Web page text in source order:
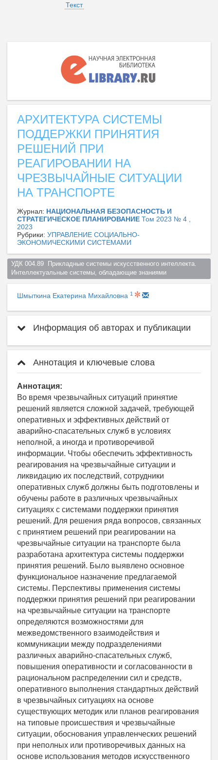
Текст
АРХИТЕКТУРА СИСТЕМЫ
ПОДДЕРЖКИ ПРИНЯТИЯ
РЕШЕНИЙ ПРИ
РЕАГИРОВАНИИ НА
ЧРЕЗВЫЧАЙНЫЕ СИТУАЦИИ
НА ТРАНСПОРТЕ
Журнал: НАЦИОНАЛЬНАЯ БЕЗОПАСНОСТЬ И
СТРАТЕГИЧЕСКОЕ ПЛАНИРОВАНИЕ Том 2023 № 4 ,
2023
Рубрики: УПРАВЛЕНИЕ СОЦИАЛЬНО-
ЭКОНОМИЧЕСКИМИ СИСТЕМАМИ
УДК 004.89  Прикладные системы искусственного интеллекта.
Интеллектуальные системы, обладающие знаниями
Шмыткина Екатерина Михайловна 1
Информация об авторах и публикации
Аннотация и ключевые слова
Аннотация:
Во время чрезвычайных ситуаций принятие
решений является сложной задачей, требующей
оперативных и эффективных действий от
аварийно-спасательных служб в условиях
неполной, а иногда и противоречивой
информации. Чтобы обеспечить эффективность
реагирования на чрезвычайные ситуации и
ликвидацию их последствий, сотрудники
оперативных служб должны быть подготовлены и
обучены работе в различных чрезвычайных
ситуациях с системами поддержки принятия
решений. Для решения ряда вопросов, связанных
с принятием решений при реагировании на
чрезвычайные ситуации на транспорте была
разработана архитектура системы поддержки
принятия решений. Было выявлено основное
функциональное назначение предлагаемой
системы. Перспективы применения системы
поддержки принятия решений при реагировании
на чрезвычайные ситуации на транспорте
определяются возможностями для
межведомственного взаимодействия и
коммуникации между подразделениями
различных аварийно-спасательных служб,
повышения оперативности и согласованности в
рациональном распределении сил и средств,
оперативного выполнения стандартных действий
в чрезвычайных ситуациях на основе
существующих методик или планов реагирования
на типовые происшествия и чрезвычайные
ситуации, обоснования управленческих решений
при неполных или противоречивых данных на
основе использования методов искусственного